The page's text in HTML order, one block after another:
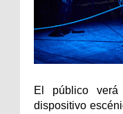
El público
dispositivo